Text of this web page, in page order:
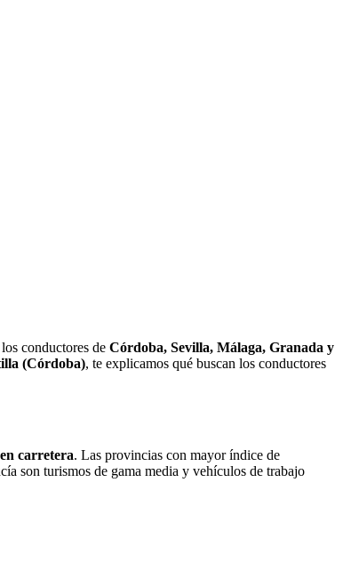
conductores de Córdoba, Sevilla, Málaga, Granada y
(Córdoba), te explicamos qué buscan los conductores
carretera. Las provincias con mayor índice de
son turismos de gama media y vehículos de trabajo